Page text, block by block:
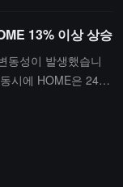
고 성장할 수 있는"
기간 동안 Sandis
발표했지만, 美光
3.92%, -3.61% 및 -3.
하며 3.03% 상승했
13% 이상 상승
동성이 발생했습니
시에 HOME은 24시
및 FLNCB는 모두
다. 동시에, STX도